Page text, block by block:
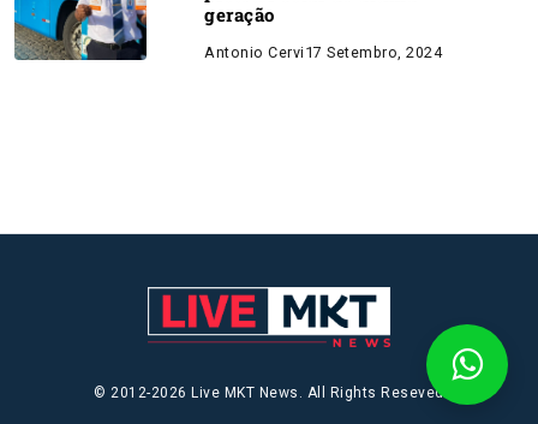
geração
Antonio Cervi 17 Setembro, 2024
© 2012-2026 Live MKT News. All Rights Reseved